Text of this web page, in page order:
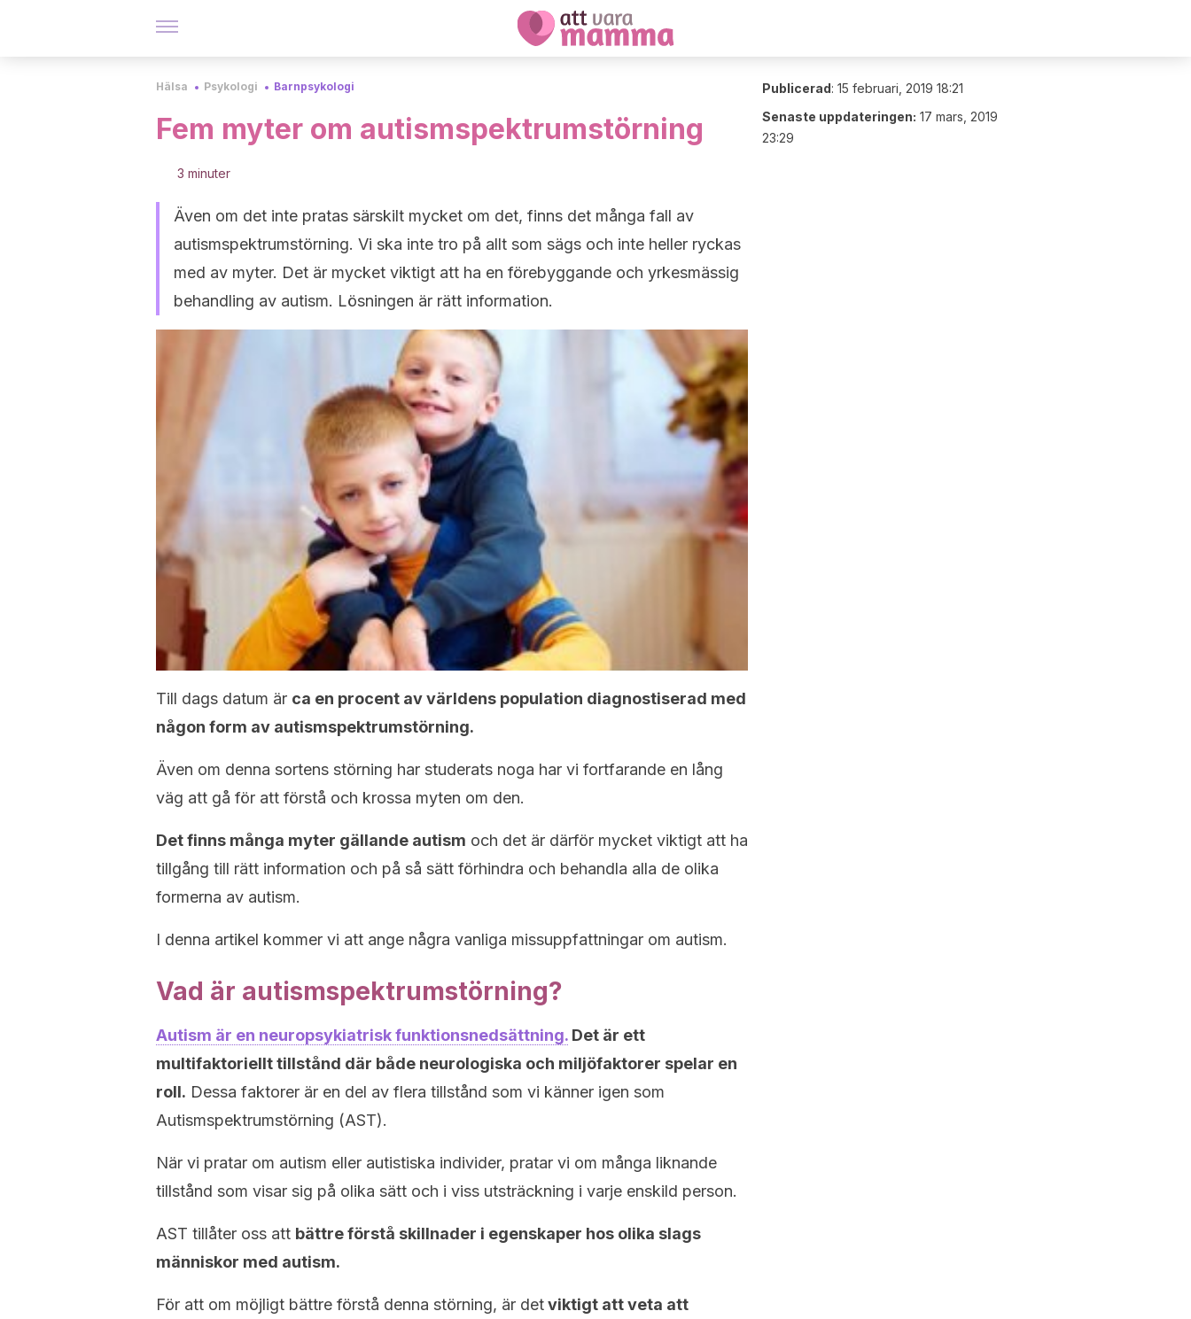
Hälsa Psykologi Barnpsykologi
Fem myter om autismspektrumstörning
3 minuter
Även om det inte pratas särskilt mycket om det, finns det många fall av
autismspektrumstörning. Vi ska inte tro på allt som sägs och inte heller ryckas
med av myter. Det är mycket viktigt att ha en förebyggande och yrkesmässig
behandling av autism. Lösningen är rätt information.
Till dags datum är ca en procent av världens population diagnostiserad med
någon form av autismspektrumstörning.
Även om denna sortens störning har studerats noga har vi fortfarande en lång
väg att gå för att förstå och krossa myten om den.
Det finns många myter gällande autism och det är därför mycket viktigt att ha
tillgång till rätt information och på så sätt förhindra och behandla alla de olika
formerna av autism.
I denna artikel kommer vi att ange några vanliga missuppfattningar om autism.
Vad är autismspektrumstörning?
Autism är en neuropsykiatrisk funktionsnedsättning. Det är ett
multifaktoriellt tillstånd där både neurologiska och miljöfaktorer spelar en
roll. Dessa faktorer är en del av flera tillstånd som vi känner igen som
Autismspektrumstörning (AST).
När vi pratar om autism eller autistiska individer, pratar vi om många liknande
tillstånd som visar sig på olika sätt och i viss utsträckning i varje enskild person.
AST tillåter oss att bättre förstå skillnader i egenskaper hos olika slags
människor med autism.
För att om möjligt bättre förstå denna störning, är detviktigt att veta att
Publicerad: 15 februari, 2019 18:21
Senaste uppdateringen: 17 mars, 2019
23:29